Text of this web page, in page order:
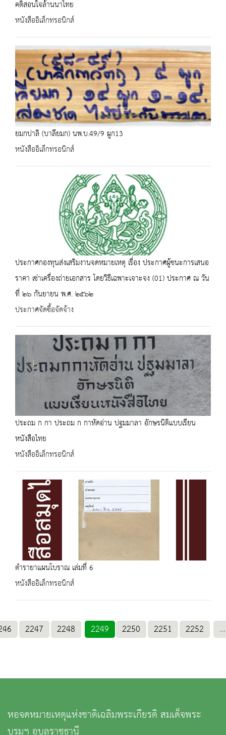
คติสอนใจล้านนาไทย
หนังสืออิเล็กทรอนิกส์
ยมกปาลิ (บาลียมก) นพ.บ.49/9 ผูก13
หนังสืออิเล็กทรอนิกส์
ประกาศกองทุนส่งเสริมงานจดหมายเหตุ เรื่อง ประกาศผู้ชนะการเสนอ
ราคา เช่าเครื่องถ่ายเอกสาร โดยวิธีเฉพาะเจาะจง (01) ประกาศ ณ วัน
ที่ ๒๖ กันยายน พ.ศ. ๒๕๖๒
ประกาศจัดซื้อจัดจ้าง
ประถม ก กา ประถม ก กาหัดอ่าน ปฐมมาลา อักษรนิติแบบเรียน
หนังสือไทย
หนังสืออิเล็กทรอนิกส์
ตำรายาแผนโบราณ เล่มที่ 6
หนังสืออิเล็กทรอนิกส์
2247 2248 2249 2250 2251 2252 ...
หอจดหมายเหตุแห่งชาติเฉลิมพระเกียรติ สมเด็จพระ